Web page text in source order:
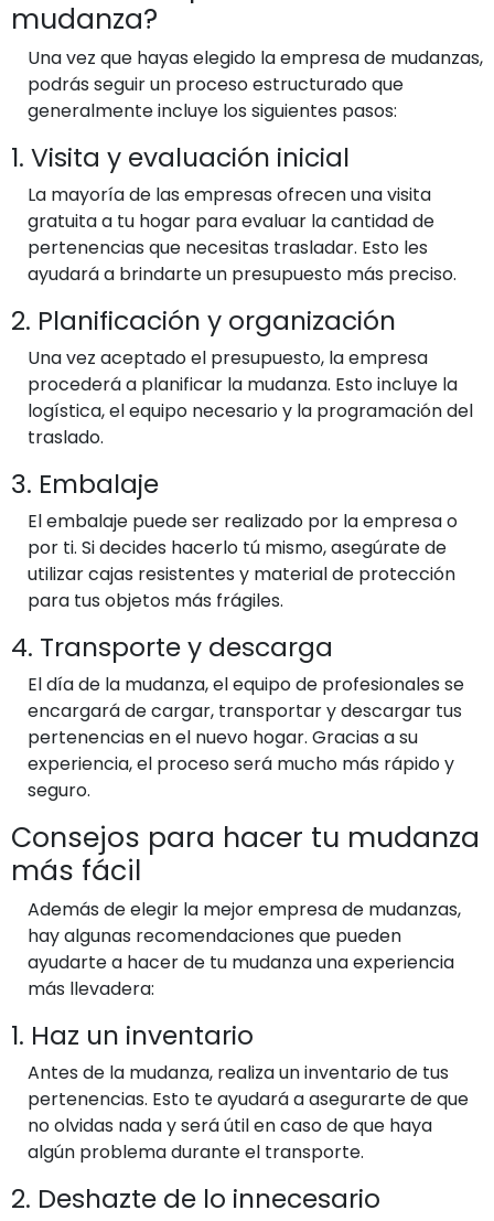
mudanza?
Una vez que hayas elegido la empresa de mudanzas,
podrás seguir un proceso estructurado que
generalmente incluye los siguientes pasos:
1. Visita y evaluación inicial
La mayoría de las empresas ofrecen una visita
gratuita a tu hogar para evaluar la cantidad de
pertenencias que necesitas trasladar. Esto les
ayudará a brindarte un presupuesto más preciso.
2. Planificación y organización
Una vez aceptado el presupuesto, la empresa
procederá a planificar la mudanza. Esto incluye la
logística, el equipo necesario y la programación del
traslado.
3. Embalaje
El embalaje puede ser realizado por la empresa o
por ti. Si decides hacerlo tú mismo, asegúrate de
utilizar cajas resistentes y material de protección
para tus objetos más frágiles.
4. Transporte y descarga
El día de la mudanza, el equipo de profesionales se
encargará de cargar, transportar y descargar tus
pertenencias en el nuevo hogar. Gracias a su
experiencia, el proceso será mucho más rápido y
seguro.
Consejos para hacer tu mudanza
más fácil
Además de elegir la mejor empresa de mudanzas,
hay algunas recomendaciones que pueden
ayudarte a hacer de tu mudanza una experiencia
más llevadera:
1. Haz un inventario
Antes de la mudanza, realiza un inventario de tus
pertenencias. Esto te ayudará a asegurarte de que
no olvidas nada y será útil en caso de que haya
algún problema durante el transporte.
2. Deshazte de lo innecesario